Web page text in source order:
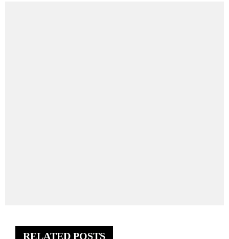
RELATED POSTS